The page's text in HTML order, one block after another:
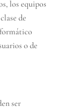
los equipos
de
o de
ser